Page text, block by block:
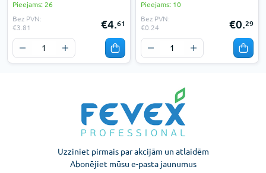
Pieejams: 26
Bez PVN:
€3.81
€4.61
Pieejams: 10
Bez PVN:
€0.24
€0.29
Uzziniet pirmais par akcijām un atlaidēm
Abonējiet mūsu e-pasta jaunumus